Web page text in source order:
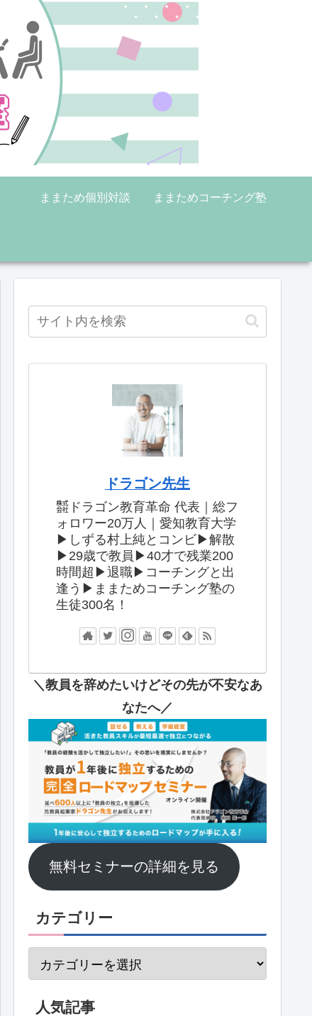
ままため個別対談 ままためコーチング塾
ドラゴン先生
㍿ドラゴン教育革命 代表｜総フ
ォロワー20万人｜愛知教育大学
▶︎しずる村上純とコンビ▶︎解散
▶︎29歳で教員▶︎40才で残業200
時間超▶︎退職▶︎コーチングと出
逢う▶︎ままためコーチング塾の
生徒300名！
＼教員を辞めたいけどその先が不安なあ
なたへ／
無料セミナーの詳細を見る
カテゴリー
人気記事